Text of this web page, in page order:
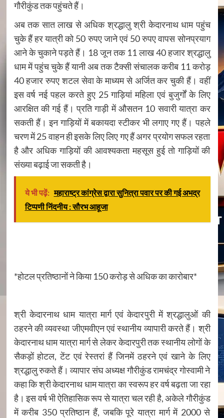
गौरीकुंड तक पहुंचते हैं।
अब तक सात लाख से अधिक श्रद्धालु श्री केदारनाथ धाम पहुंच
चुके हैं हर यात्री को 50 रुपए जाने एवं 50 रुपए वापस सोनप्रयाग
आने के चुकाने पड़ते हैं। 18 जून तक 11 लाख 40 हजार श्रद्धालु
धाम में पहुंच चुके हैं यानी अब तक टैक्सी संचालक करीब 11 करोड़
40 हजार रुपए शटल सेवा के माध्यम से अर्जित कर चुकी हैं। वहीं
इस वर्ष नई पहल करते हुए 25 गाड़ियां महिला एवं बुजुर्गों के लिए
आरक्षित की गई हैं। प्रति गाड़ी में औसतन 10 सवारी यात्रा कर
सकती हैं। इन गाड़ियों में बकायदा स्टीकर भी लगाए गए हैं। पहले
चरण में 25 वाहन ही इसके लिए लिए गए हैं अगर प्रयोग सफल रहता
है और अधिक गाड़ियों की आवश्यकता महसूस हुई तो गाड़ियों की
संख्या बढ़ाई जा सकती है।
ये भी पढ़ें: महाराष्ट्र कांग्रेस द्वारा सुनित्रा पवार पर की गई अभद्र
टिप्पणी निंदनीय : सौरभ आहूजा
*होटल प्रतिष्ठानों ने किया 150 करोड़ से अधिक का कारोबार*
श्री केदारनाथ धाम यात्रा मार्ग एवं केदारपुरी में श्रद्धालुओं की
ठहरने की व्यवस्था जीएमवीएन एवं स्थानीय व्यापारी करते हैं। श्री
केदारनाथ धाम यात्रा मार्ग से लेकर केदारपुरी तक स्थानीय लोगों के
सैकड़ों होटल, टेंट एवं रेस्तरां हैं जिनमें ठहरने एवं खाने के लिए
श्रद्धालु रुकते हैं। व्यापार संघ अध्यक्ष गौरीकुंड रामचंद्र गोस्वामी ने
कहा कि श्री केदारनाथ धाम यात्रा का स्वरूप हर वर्ष बढ़ता जा रहा
है। इस वर्ष भी ऐतिहासिक रूप से यात्रा चल रही है, अकेले गौरीकुंड
में करीब 350 प्रतिष्ठान हैं, जबकि पूरे यात्रा मार्ग में 2000 से